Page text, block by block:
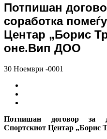
Потпишан
соработка
Центар „Борис
оне.Вип ДОО
30 Ноември -0001
Потпишан договор за
Спортскиот Центар „Борис